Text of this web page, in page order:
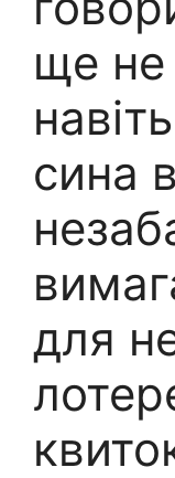
ще не
сина
для